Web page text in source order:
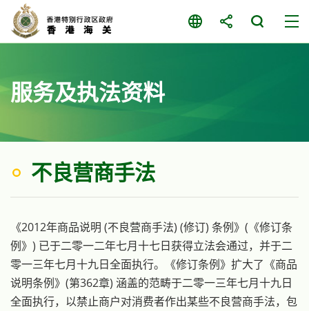
主
服务及执法资料
不良营商手法
《2012年商品说明 (不良营商手法) (修订) 条例》(《修订条
例》) 已于二零一二年七月十七日获得立法会通过，并于二
零一三年七月十九日全面执行。《修订条例》扩大了《商品
说明条例》(第362章) 涵盖的范畴于二零一三年七月十九日
全面执行，以禁止商户对消费者作出某些不良营商手法，包